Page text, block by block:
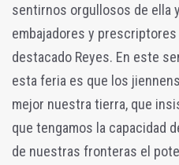
sentirnos orgullosos de ella
embajadores y prescriptores
destacado Reyes. En este
esta feria es que los
mejor nuestra tierra, que
que tengamos la capacidad
de nuestras fronteras el